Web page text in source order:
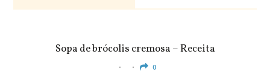
Sopa de brócolis cremosa – Receita
0